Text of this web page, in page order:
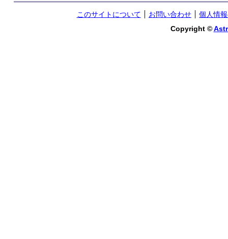
このサイトについて お問い合わせ
個人情
Copyright ©